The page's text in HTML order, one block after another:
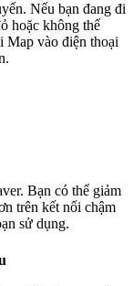
Nếu bạn đang đi
hoặc không thể
Map vào điện thoại
Bạn có thể giảm
trên kết nối chậm
sử dụng.